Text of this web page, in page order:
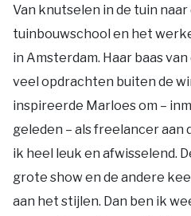
Van knutselen in de tuin
tuinbouwschool en het
in Amsterdam. Haar baas
veel opdrachten buiten de
inspireerde Marloes om –
geleden – als freelancer aan
ik heel leuk en afwisselend.
grote show en de andere
aan het stijlen. Dan ben ik